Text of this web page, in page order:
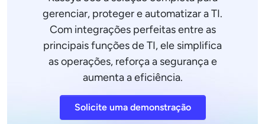
gerenciar, proteger e automatizar a TI.
Com integrações perfeitas entre as
principais funções de TI, ele simplifica
as operações, reforça a segurança e
aumenta a eficiência.
Solicite uma demonstração